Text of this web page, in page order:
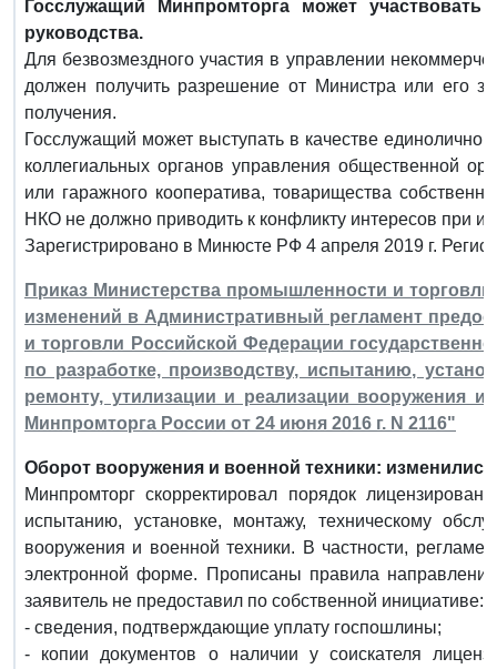
Госслужащий Минпромторга может
руководства.
Для безвозмездного участия в управлении
должен получить разрешение от Министра или его
получения.
Госслужащий может выступать в качестве
коллегиальных органов управления общественной
или гаражного кооператива, товарищества
НКО не должно приводить к конфликту интересов при
Зарегистрировано в Минюсте РФ 4 апреля 2019 г.
Приказ Министерства промышленности и
изменений в Административный регламент
и торговли Российской Федерации
по разработке, производству, испытанию,
ремонту, утилизации и реализации вооружения
Минпромторга России от 24 июня 2016 г. N 2116"
Оборот вооружения и военной техники:
Минпромторг скорректировал порядок
испытанию, установке, монтажу, техническому
вооружения и военной техники. В частности,
электронной форме. Прописаны правила
заявитель не предоставил по собственной инициативе:
- сведения, подтверждающие уплату госпошлины;
- копии документов о наличии у соискателя